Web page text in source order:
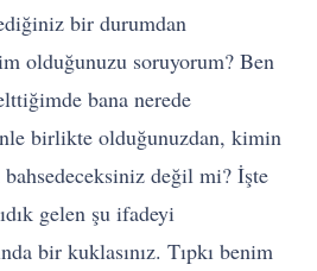
bir durumdan
olduğunuzu soruyorum? Ben
bana nerede
birlikte olduğunuzdan, kimin
değil mi? İşte
gelen şu ifadeyi
bir kuklasınız. Tıpkı benim